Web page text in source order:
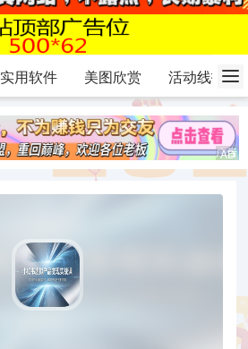
实用软件 美图欣赏 活动线报